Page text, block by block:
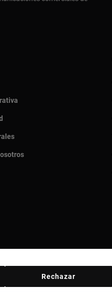
Rechazar